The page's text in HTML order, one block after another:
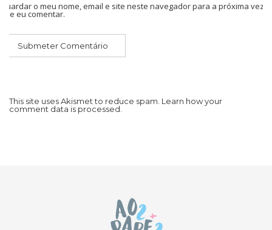
Guardar o meu nome, email e site neste navegador para a próxima vez
que eu comentar.
This site uses Akismet to reduce spam. Learn how your
comment data is processed.